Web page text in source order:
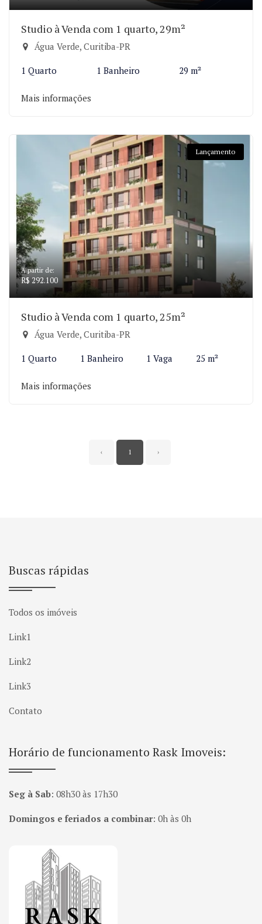
Studio à Venda com 1 quarto, 29m²
Água Verde, Curitiba-PR
1 Quarto 1 Banheiro 29 m²
Mais informações
Lançamento
A partir de:
R$ 292.100
Studio à Venda com 1 quarto, 25m²
Água Verde, Curitiba-PR
1 Quarto 1 Banheiro 1 Vaga 25 m²
Mais informações
‹ 1 ›
Buscas rápidas
Todos os imóveis
Link1
Link2
Link3
Contato
Horário de funcionamento Rask Imoveis:
Seg à Sab: 08h30 às 17h30
Domingos e feriados a combinar: 0h às 0h
Página inicial